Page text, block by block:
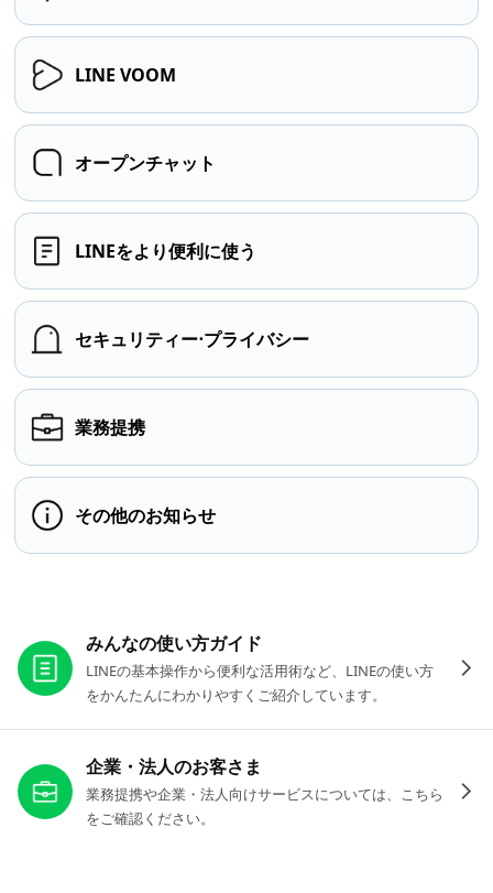
LINE VOOM
オープンチャット
LINEをより便利に使う
セキュリティー⋅プライバシー
業務提携
その他のお知らせ
みんなの使い方ガイド
LINEの基本操作から便利な活用術など、LINEの使い方
をかんたんにわかりやすくご紹介しています。
企業・法人のお客さま
業務提携や企業・法人向けサービスについては、こちら
をご確認ください。